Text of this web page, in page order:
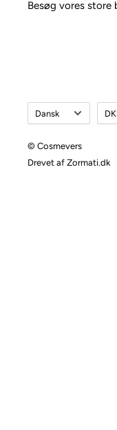
Besøg vores store
Sprog
Dansk
© Cosmevers
Drevet af Zormati.dk